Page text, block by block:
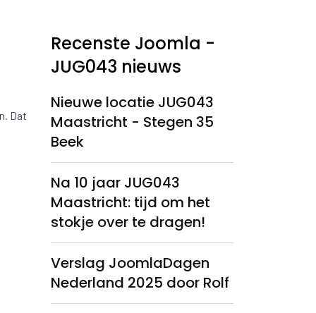
Dat
Recenste Joomla -
JUG043 nieuws
Nieuwe locatie JUG043
Maastricht - Stegen 35
Beek
Na 10 jaar JUG043
Maastricht: tijd om het
stokje over te dragen!
Verslag JoomlaDagen
Nederland 2025 door Rolf